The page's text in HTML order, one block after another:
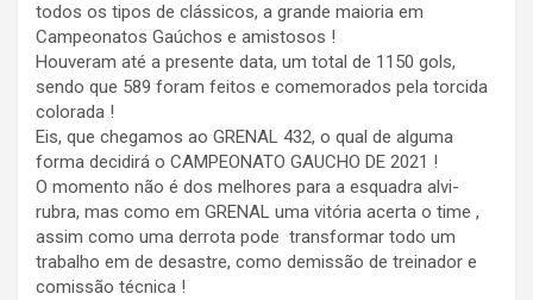
todos os tipos de clássicos, a grande maioria em
Campeonatos Gaúchos e amistosos !
Houveram até a presente data, um total de 1150 gols,
sendo que 589 foram feitos e comemorados pela torcida
colorada !
Eis, que chegamos ao GRENAL 432, o qual de alguma
forma decidirá o CAMPEONATO GAUCHO DE 2021 !
O momento não é dos melhores para a esquadra alvi-
rubra, mas como em GRENAL uma vitória acerta o time ,
assim como uma derrota pode transformar todo um
trabalho em de desastre, como demissão de treinador e
comissão técnica !